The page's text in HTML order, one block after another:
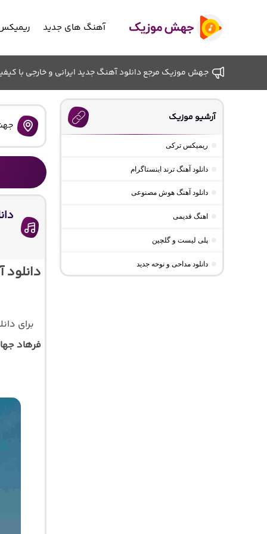
آهنگ های جدید
جهش موزیک مرجع دانلود آهنگ جدید ایرانی و خارجی با
برای
فرهاد
آرشیو موزیک
ریمیکس ترکی
دانلود آهنگ ترند اینستاگرام
دانلود آهنگ هوش مصنوعی
اهنگ قدیمی
پلی لیست و گلچین
دانلود مداحی و نوحه جدید